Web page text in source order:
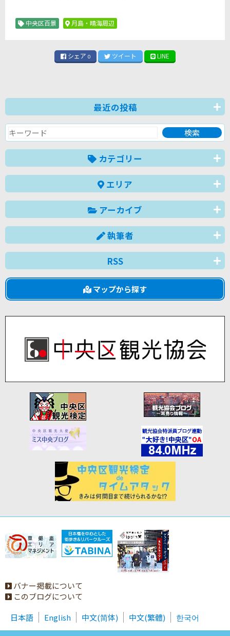
中央区百景 月島・晴海周辺
シェア 0 ツイート LINE
最近の投稿
カテゴリー
エリア
アーカイブ
執筆者
RSS
マップから探す
バナー掲載について
このブログについて
日本語
English 中文(简体) 中文(繁體)
한국어